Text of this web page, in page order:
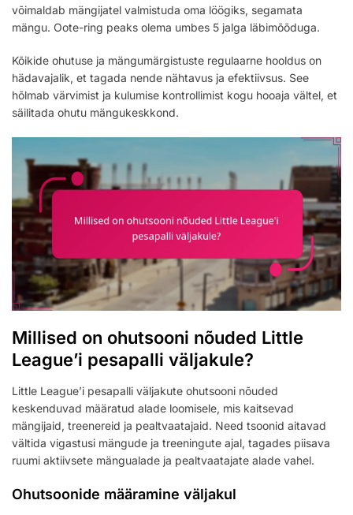
võimaldab mängijatel valmistuda oma löögiks, segamata
mängu. Oote-ring peaks olema umbes 5 jalga läbimõõduga.
Kõikide ohutuse ja mängumärgistuste regulaarne hooldus on
hädavajalik, et tagada nende nähtavus ja efektiivsus. See
hõlmab värvimist ja kulumise kontrollimist kogu hooaja vältel, et
säilitada ohutu mängukeskkond.
Millised on ohutsooni nõuded Little
League’i pesapalli väljakule?
Little League’i pesapalli väljakute ohutsooni nõuded
keskenduvad määratud alade loomisele, mis kaitsevad
mängijaid, treenereid ja pealtvaatajaid. Need tsoonid aitavad
vältida vigastusi mängude ja treeningute ajal, tagades piisava
ruumi aktiivsete mängualade ja pealtvaatajate alade vahel.
Ohutsoonide määramine väljakul